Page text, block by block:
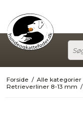
Forside / Alle kategorier
Retrieverliner 8-13 mm /